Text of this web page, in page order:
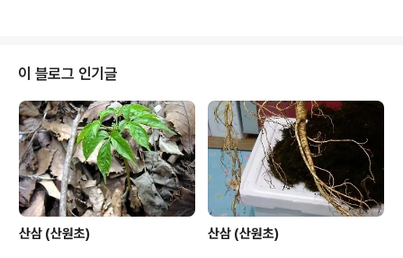
이 블로그 인기글
산삼 (산원초) 산삼 (산원초)